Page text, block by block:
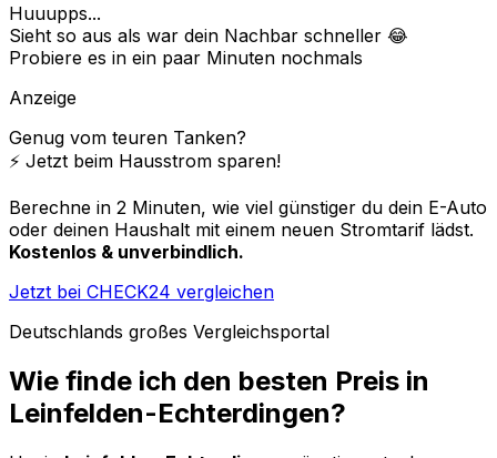
Huuupps...
Sieht so aus als war dein Nachbar schneller 😂
Probiere es in ein paar Minuten nochmals
Anzeige
Genug vom teuren Tanken?
⚡️ Jetzt beim Hausstrom sparen!
Berechne in 2 Minuten, wie viel günstiger du dein E-Auto
oder deinen Haushalt mit einem neuen Stromtarif lädst.
Kostenlos & unverbindlich.
Jetzt bei CHECK24 vergleichen
Deutschlands großes Vergleichsportal
Wie finde ich den besten Preis in
Leinfelden-Echterdingen?